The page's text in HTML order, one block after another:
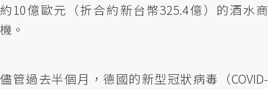
約10億歐元（折合約新台幣325.4億）的酒水商
機。
儘管過去半個月，德國的新型冠狀病毒（COVID-